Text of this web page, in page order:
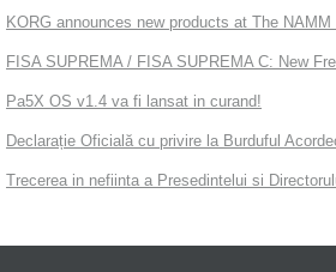
KORG announces new products at The NAMM
FISA SUPREMA / FISA SUPREMA C: New
Pa5X OS v1.4 va fi lansat in curand!
Declarație Oficială cu privire la Burduful
Trecerea in nefiinta a Presedintelui si